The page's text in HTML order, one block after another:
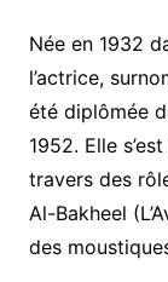
Née en 1932
l’actrice,
été diplômée
1952. Elle
travers des
Al-Bakheel
des